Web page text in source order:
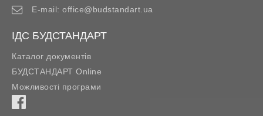
E-mail: office@budstandart.ua
ІДС БУДСТАНДАРТ
Каталог документів
БУДСТАНДАРТ Online
Можливості програми